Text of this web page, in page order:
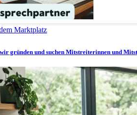
Marktplatz
wir gründen und suchen Mitstreiterinnen und